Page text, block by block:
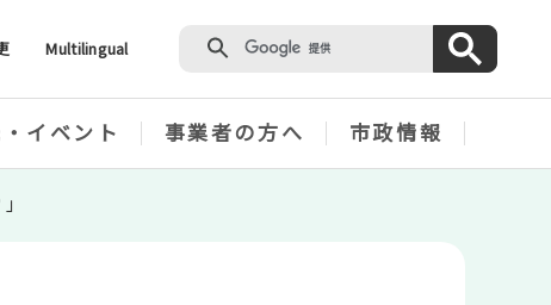
Multilingual
イベント 事業者の方へ 市政情報